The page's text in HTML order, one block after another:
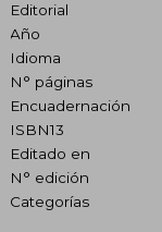
Editorial
Año
Idioma
N° páginas
Encuadernación
ISBN13
Editado en
N° edición
Categorías